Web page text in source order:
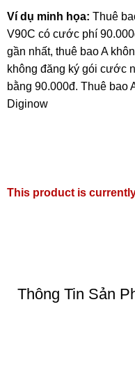
Ví dụ minh họa: Thuê
V90C có cước phí
gần nhất, thuê bao A
không đăng ký gói cước
bằng 90.000đ. Thuê bao
Diginow
This product is
Thông Tin Sản